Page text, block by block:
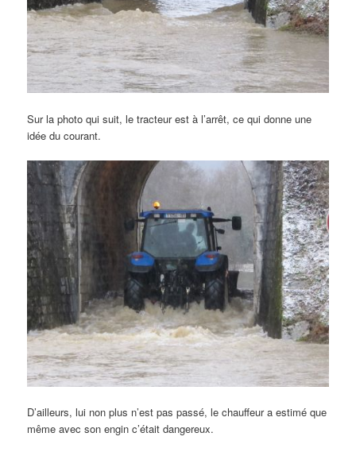
Sur la photo qui suit, le tracteur est à l’arrêt, ce qui donne une
idée du courant.
D’ailleurs, lui non plus n’est pas passé, le chauffeur a estimé que
même avec son engin c’était dangereux.